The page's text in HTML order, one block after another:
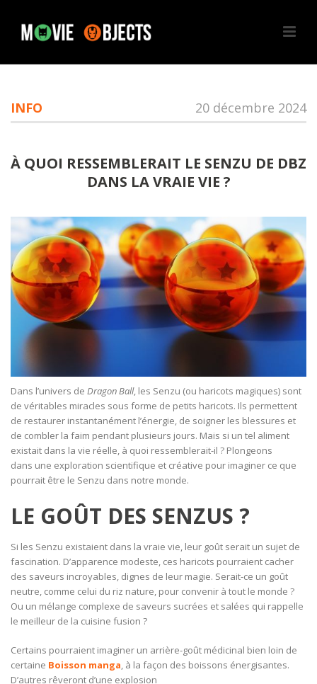
INFO 20 décembre 2024
À QUOI RESSEMBLERAIT LE SENZU DE DBZ
DANS LA VRAIE VIE ?
Dans l’univers de Dragon Ball, les Senzu (ou haricots magiques) sont
de véritables miracles sous forme de petits haricots. Ils permettent
de restaurer instantanément l’énergie, de soigner les blessures et
de combler la faim pendant plusieurs jours. Mais si un tel aliment
existait dans la vie réelle, à quoi ressemblerait-il ? Plongeons
dans une exploration scientifique et créative pour imaginer ce que
pourrait être le Senzu dans notre monde.
LE GOÛT DES SENZUS ?
Si les Senzu existaient dans la vraie vie, leur goût serait un sujet de
fascination. D’apparence modeste, ces haricots pourraient cacher
des saveurs incroyables, dignes de leur magie. Serait-ce un goût
neutre, comme celui du riz nature, pour convenir à tout le monde ?
Ou un mélange complexe de saveurs sucrées et salées qui rappelle
le meilleur de la cuisine fusion ?
Certains pourraient imaginer un arrière-goût médicinal bien loin de
certaine Boisson manga, à la façon des boissons énergisantes.
D’autres rêveront d’une explosion